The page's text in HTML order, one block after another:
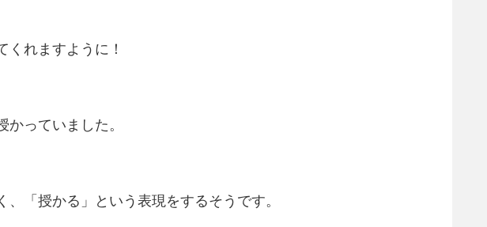
くれますように！
っていました。
「授かる」という表現をするそうです。